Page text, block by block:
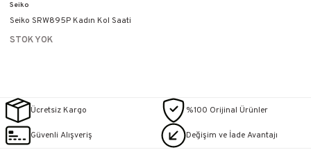
Seiko
Seiko SRW895P Kadın Kol Saati
STOK YOK
Ücretsiz Kargo %100 Orijinal Ürünler
Güvenli Alışveriş Değişim ve İade Avantajı